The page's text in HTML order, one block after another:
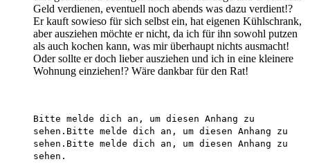
Geld verdienen, eventuell noch abends was dazu verdient!?
Er kauft sowieso für sich selbst ein, hat eigenen Kühlschrank,
aber ausziehen möchte er nicht, da ich für ihn sowohl putzen
als auch kochen kann, was mir überhaupt nichts ausmacht!
Oder sollte er doch lieber ausziehen und ich in eine kleinere
Wohnung einziehen!? Wäre dankbar für den Rat!
Bitte melde dich an, um diesen Anhang zu
sehen. Bitte melde dich an, um diesen Anhang zu
sehen. Bitte melde dich an, um diesen Anhang zu
sehen.